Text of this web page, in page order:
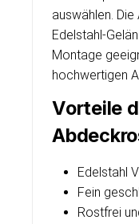
auswählen.
Edelstahl-
Montage
hochwertigen
Vorteile
Edelstahl
Fein
Rostfrei